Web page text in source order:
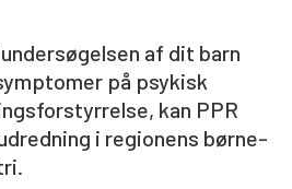
af dit barn
på psykisk
kan PPR
i regionens børne-